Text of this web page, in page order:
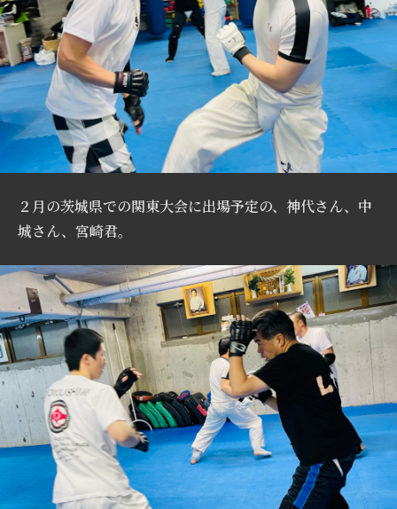
２月の茨城県での関東大会に出場予定の、神代さん、中
城さん、宮崎君。